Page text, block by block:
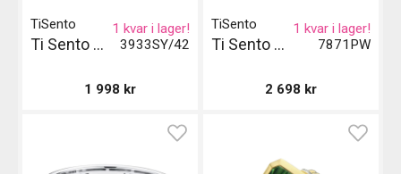
3933SY/42
TiSento
Ti Sento Milano Halsband Gil - Guld
1 kvar i lager!
1 998 kr
7871PW
TiSento
Ti Sento Milano Örhängen
1 kvar i lager!
2 698 kr